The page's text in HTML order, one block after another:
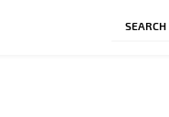
SEARCH